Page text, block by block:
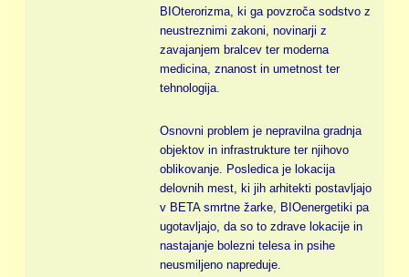
BIOterorizma, ki ga povzroča sodstvo z
neustreznimi zakoni, novinarji z
zavajanjem bralcev ter moderna
medicina, znanost in umetnost ter
tehnologija.
Osnovni problem je nepravilna gradnja
objektov in infrastrukture ter njihovo
oblikovanje. Posledica je lokacija
delovnih mest, ki jih arhitekti postavljajo
v BETA smrtne žarke, BIOenergetiki pa
ugotavljajo, da so to zdrave lokacije in
nastajanje bolezni telesa in psihe
neusmiljeno napreduje.